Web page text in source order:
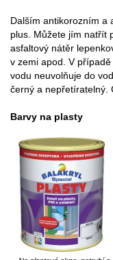
Dalším antikorozním a
plus. Můžete jím natřít
asfaltový nátěr
v zemi apod. V
vodu neuvolňuje do
černý a nepřetíratelný.
Barvy na plasty